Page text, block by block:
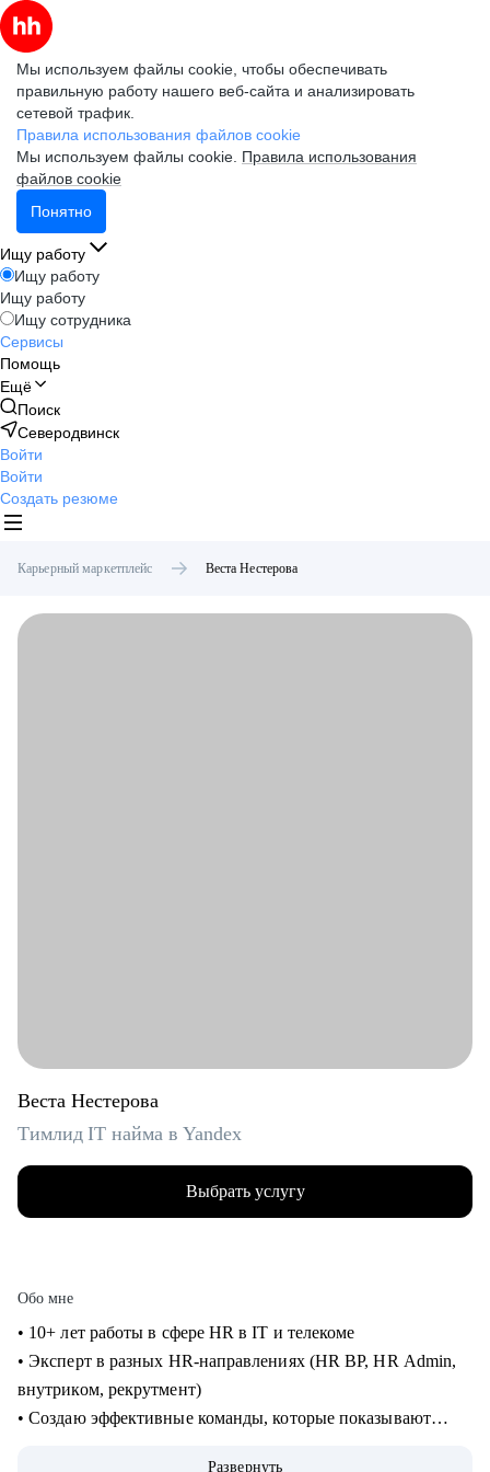
Мы используем файлы cookie, чтобы обеспечивать
правильную работу нашего веб-сайта и анализировать
сетевой трафик.
Правила использования файлов cookie
Мы используем файлы cookie. Правила использования
файлов cookie
Понятно
Ищу работу
Ищу работу
Ищу работу
Ищу сотрудника
Сервисы
Помощь
Ещё
Поиск
Северодвинск
Войти
Войти
Создать резюме
Карьерный маркетплейс Веста Нестерова
Веста Нестерова
Тимлид IT найма в Yandex
Выбрать услугу
Обо мне
• 10+ лет работы в сфере HR в IT и телекоме
• Эксперт в разных HR-направлениях (HR BP, HR Admin,
внутриком, рекрутмент)
• Создаю эффективные команды, которые показывают
Развернуть